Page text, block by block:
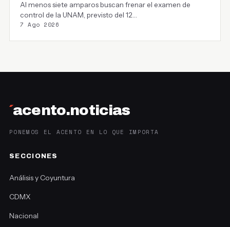
Al menos siete amparos buscan frenar el examen de
control de la UNAM, previsto del 12…
7 Ago 2026
´acento.noticias
PONEMOS EL ACENTO EN LO QUE IMPORTA
SECCIONES
Análisis y Coyuntura
CDMX
Nacional